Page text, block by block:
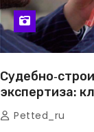
экспертиза:
строительных
Petted_ru